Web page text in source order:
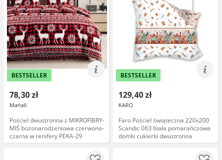
BESTSELLER
78,30 zł
Mariall
Pościel dwustronna z MIKROFIBRY-
MIŚ bożonarodzeniowa czerwono-
czarna w renifery PEKA-29
BESTSELLER
129,40 zł
KARO
Faro Pościel świąteczna 220x200
Scandic 063 biała pomarańczowa
domki cukierki dwustronna